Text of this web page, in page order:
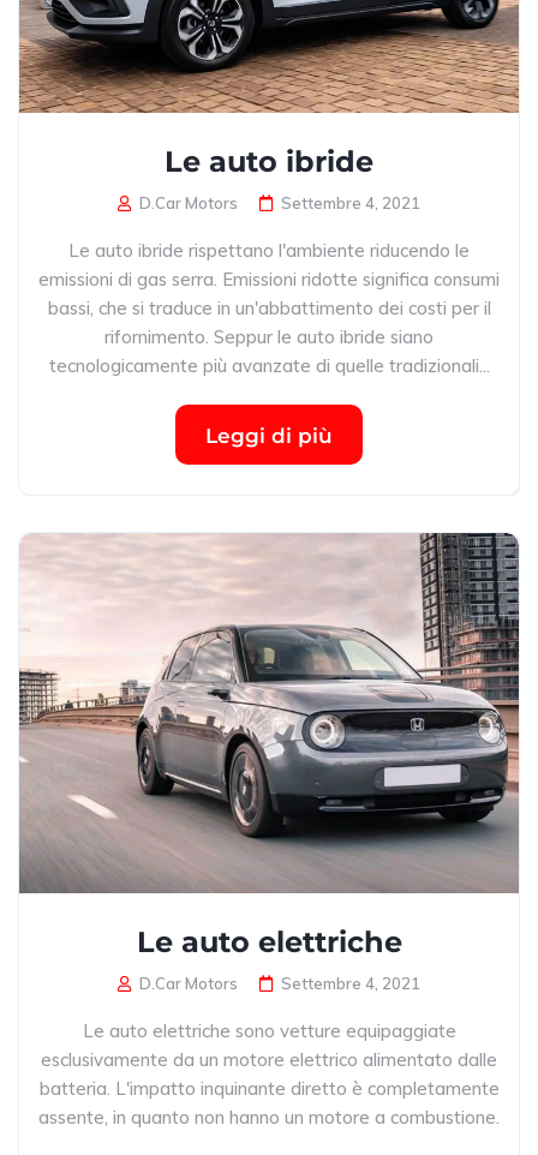
Le auto ibride
D.Car Motors Settembre 4, 2021
Le auto ibride rispettano l'ambiente riducendo le
emissioni di gas serra. Emissioni ridotte significa consumi
bassi, che si traduce in un'abbattimento dei costi per il
rifornimento. Seppur le auto ibride siano
tecnologicamente più avanzate di quelle tradizionali...
Leggi di più
Le auto elettriche
D.Car Motors Settembre 4, 2021
Le auto elettriche sono vetture equipaggiate
esclusivamente da un motore elettrico alimentato dalle
batteria. L'impatto inquinante diretto è completamente
assente, in quanto non hanno un motore a combustione.